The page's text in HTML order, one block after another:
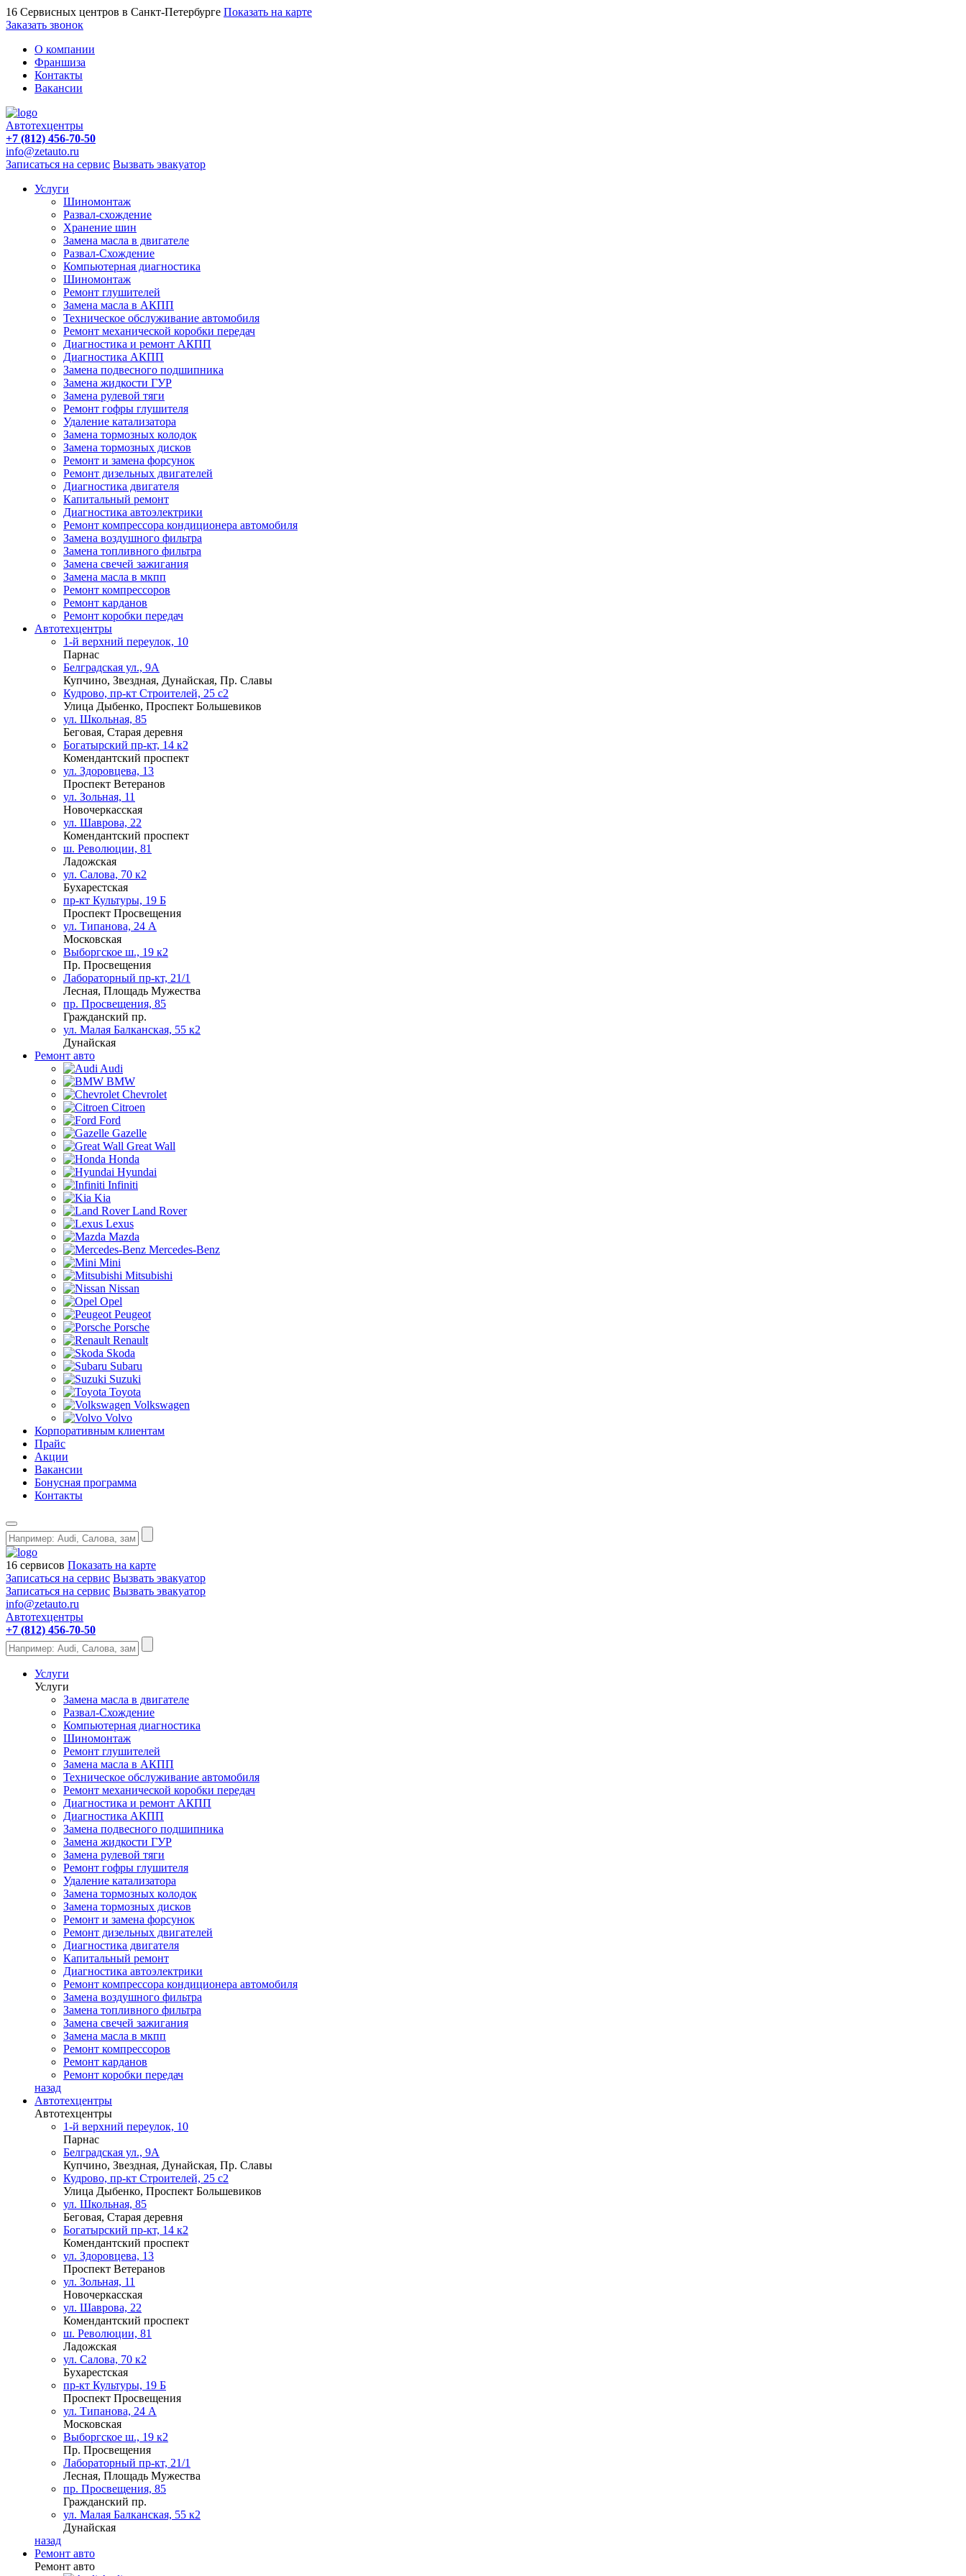
16 Сервисных центров в Санкт-Петербурге Показать на карте
Заказать звонок
О компании
Франшиза
Контакты
Вакансии
Автотехцентры
+7 (812) 456-70-50
info@zetauto.ru
Записаться на сервис Вызвать эвакуатор
Услуги
Шиномонтаж
Развал-схождение
Хранение шин
Замена масла в двигателе
Развал-Схождение
Компьютерная диагностика
Шиномонтаж
Ремонт глушителей
Замена масла в АКПП
Техническое обслуживание автомобиля
Ремонт механической коробки передач
Диагностика и ремонт АКПП
Диагностика АКПП
Замена подвесного подшипника
Замена жидкости ГУР
Замена рулевой тяги
Ремонт гофры глушителя
Удаление катализатора
Замена тормозных колодок
Замена тормозных дисков
Ремонт и замена форсунок
Ремонт дизельных двигателей
Диагностика двигателя
Капитальный ремонт
Диагностика автоэлектрики
Ремонт компрессора кондиционера автомобиля
Замена воздушного фильтра
Замена топливного фильтра
Замена свечей зажигания
Замена масла в мкпп
Ремонт компрессоров
Ремонт карданов
Ремонт коробки передач
Автотехцентры
1-й верхний переулок, 10
Парнас
Белградская ул., 9А
Купчино, Звездная, Дунайская, Пр. Славы
Кудрово, пр-кт Строителей, 25 с2
Улица Дыбенко, Проспект Большевиков
ул. Школьная, 85
Беговая, Старая деревня
Богатырский пр-кт, 14 к2
Комендантский проспект
ул. Здоровцева, 13
Проспект Ветеранов
ул. Зольная, 11
Новочеркасская
ул. Шаврова, 22
Комендантский проспект
ш. Революции, 81
Ладожская
ул. Салова, 70 к2
Бухарестская
пр-кт Культуры, 19 Б
Проспект Просвещения
ул. Типанова, 24 А
Московская
Выборгское ш., 19 к2
Пр. Просвещения
Лабораторный пр-кт, 21/1
Лесная, Площадь Мужества
пр. Просвещения, 85
Гражданский пр.
ул. Малая Балканская, 55 к2
Дунайская
Ремонт авто
Audi
BMW
Chevrolet
Citroen
Ford
Gazelle
Great Wall
Honda
Hyundai
Infiniti
Kia
Land Rover
Lexus
Mazda
Mercedes-Benz
Mini
Mitsubishi
Nissan
Opel
Peugeot
Porsche
Renault
Skoda
Subaru
Suzuki
Toyota
Volkswagen
Volvo
Корпоративным клиентам
Прайс
Акции
Вакансии
Бонусная программа
Контакты
16 сервисов Показать на карте
Записаться на сервис Вызвать эвакуатор
Записаться на сервис Вызвать эвакуатор
info@zetauto.ru
Автотехцентры
+7 (812) 456-70-50
Услуги
Услуги
Замена масла в двигателе
Развал-Схождение
Компьютерная диагностика
Шиномонтаж
Ремонт глушителей
Замена масла в АКПП
Техническое обслуживание автомобиля
Ремонт механической коробки передач
Диагностика и ремонт АКПП
Диагностика АКПП
Замена подвесного подшипника
Замена жидкости ГУР
Замена рулевой тяги
Ремонт гофры глушителя
Удаление катализатора
Замена тормозных колодок
Замена тормозных дисков
Ремонт и замена форсунок
Ремонт дизельных двигателей
Диагностика двигателя
Капитальный ремонт
Диагностика автоэлектрики
Ремонт компрессора кондиционера автомобиля
Замена воздушного фильтра
Замена топливного фильтра
Замена свечей зажигания
Замена масла в мкпп
Ремонт компрессоров
Ремонт карданов
Ремонт коробки передач
назад
Автотехцентры
Автотехцентры
1-й верхний переулок, 10
Парнас
Белградская ул., 9А
Купчино, Звездная, Дунайская, Пр. Славы
Кудрово, пр-кт Строителей, 25 с2
Улица Дыбенко, Проспект Большевиков
ул. Школьная, 85
Беговая, Старая деревня
Богатырский пр-кт, 14 к2
Комендантский проспект
ул. Здоровцева, 13
Проспект Ветеранов
ул. Зольная, 11
Новочеркасская
ул. Шаврова, 22
Комендантский проспект
ш. Революции, 81
Ладожская
ул. Салова, 70 к2
Бухарестская
пр-кт Культуры, 19 Б
Проспект Просвещения
ул. Типанова, 24 А
Московская
Выборгское ш., 19 к2
Пр. Просвещения
Лабораторный пр-кт, 21/1
Лесная, Площадь Мужества
пр. Просвещения, 85
Гражданский пр.
ул. Малая Балканская, 55 к2
Дунайская
назад
Ремонт авто
Ремонт авто